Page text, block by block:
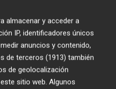
almacenar y acceder a
IP, identificadores únicos
anuncios y contenido,
de terceros (1913) también
de geolocalización
sitio web. Algunos